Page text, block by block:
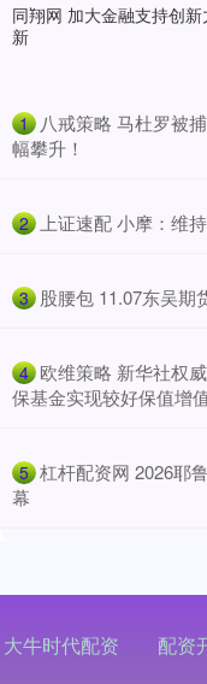
同翔网 加大金融支持创
新
1 八戒策略 马杜罗被
幅攀升！
2 上证速配 小摩：维
3 股腰包 11.07东吴期
4 欧维策略 新华社权
保基金实现较好保值增
5 杠杆配资网 2026耶
幕
大牛时代配资 配资